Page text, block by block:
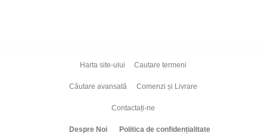
Harta site-ului Cautare termeni
Căutare avansată Comenzi și Livrare
Contactați-ne
Despre Noi Politica de confidențialitate